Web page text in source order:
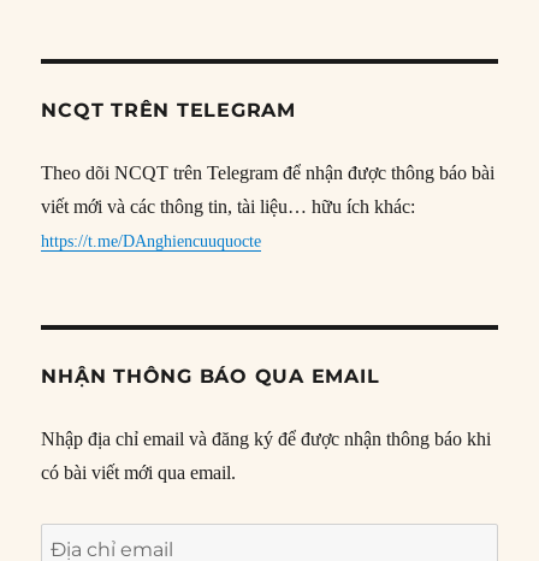
NCQT TRÊN TELEGRAM
Theo dõi NCQT trên Telegram để nhận được thông báo bài
viết mới và các thông tin, tài liệu… hữu ích khác:
https://t.me/DAnghiencuuquocte
NHẬN THÔNG BÁO QUA EMAIL
Nhập địa chỉ email và đăng ký để được nhận thông báo khi
có bài viết mới qua email.
Địa